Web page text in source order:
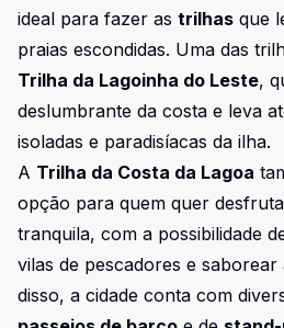
ideal para fazer as trilhas que
praias escondidas. Uma das
Trilha da Lagoinha do Leste,
deslumbrante da costa e leva
isoladas e paradisíacas da ilha.
A Trilha da Costa da Lagoa
opção para quem quer
tranquila, com a possibilidade
vilas de pescadores e
disso, a cidade conta com